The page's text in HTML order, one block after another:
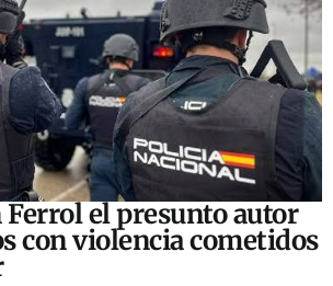
Ferrol el presunto autor
con violencia cometidos